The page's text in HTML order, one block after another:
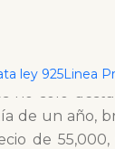
ley 925Linea
no solo
de un año,
de